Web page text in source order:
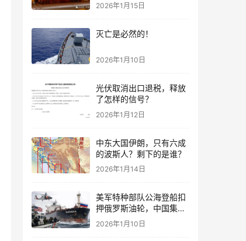
2026年1月15日
灭亡是必然的！
2026年1月10日
光伏取消出口退税，释放
了怎样的信号？
2026年1月12日
中东大国伊朗，只有六成
的波斯人？剩下的是谁？
2026年1月14日
美军特种部队公海登船扣
押俄罗斯油轮，中国集装
箱武装船早有准备？
2026年1月10日